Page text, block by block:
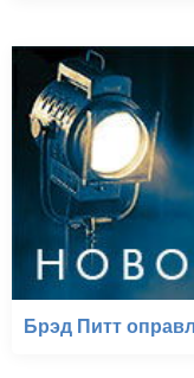
Брэд Питт